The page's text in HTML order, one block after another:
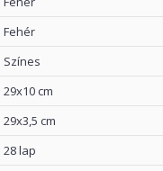
Fehér
Színes
29x10 cm
29x3,5 cm
28 lap